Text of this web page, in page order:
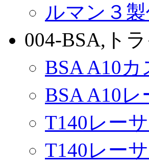
ルマン３
004-BSA,ト
BSA A10
BSA A10
T140レー
T140レー